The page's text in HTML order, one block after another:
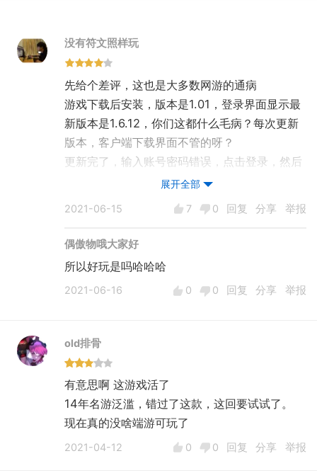
没有符文照样玩
先给个差评，这也是大多数网游的通病
游戏下载后安装，版本是1.01，登录界面显示最
新版本是1.6.12，你们这都什么毛病？每次更新
版本，客户端下载界面不管的呀？
更新完了，输入账号密码错误，点击登录，然后
开始加载，加载完了进入游戏，进入游戏提示我
第三次修改，进入游戏，感受良好，
展开全部
2021-06-15 7 0 回复 分享 举报
偶傲物哦大家好
所以好玩是吗哈哈哈
2021-06-16 0 0 回复 分享 举报
old排骨
有意思啊 这游戏活了
14年名游泛滥，错过了这款，这回要试试了。
现在真的没啥端游可玩了
2021-04-12 0 0 回复 分享 举报